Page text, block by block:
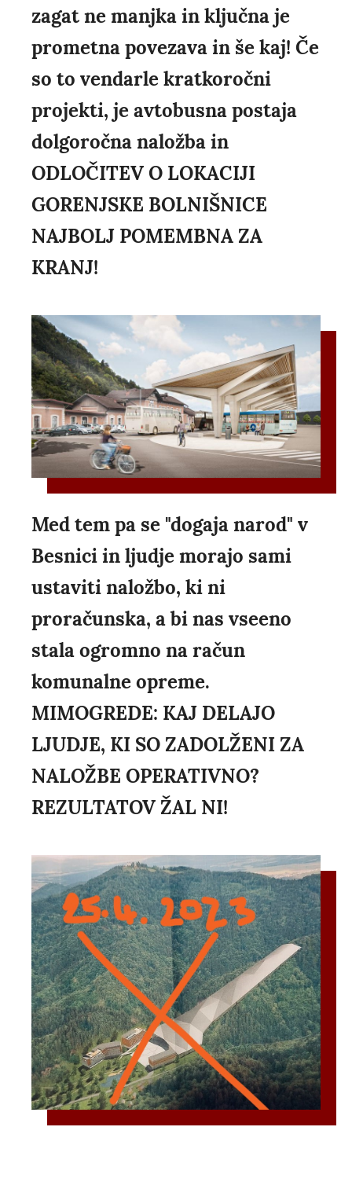
zagat ne manjka in ključna je
prometna povezava in še kaj! Če
so to vendarle kratkoročni
projekti, je avtobusna postaja
dolgoročna naložba in
ODLOČITEV O LOKACIJI
GORENJSKE BOLNIŠNICE
NAJBOLJ POMEMBNA ZA
KRANJ!
Med tem pa se "dogaja narod" v
Besnici in ljudje morajo sami
ustaviti naložbo, ki ni
proračunska, a bi nas vseeno
stala ogromno na račun
komunalne opreme.
MIMOGREDE: KAJ DELAJO
LJUDJE, KI SO ZADOLŽENI ZA
NALOŽBE OPERATIVNO?
REZULTATOV ŽAL NI!